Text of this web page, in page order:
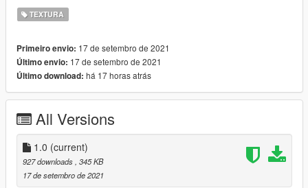
TEXTURA
Primeiro envio: 17 de setembro de 2021
Último envio: 17 de setembro de 2021
Último download: há 17 horas atrás
All Versions
1.0 (current)
927 downloads , 345 KB
17 de setembro de 2021